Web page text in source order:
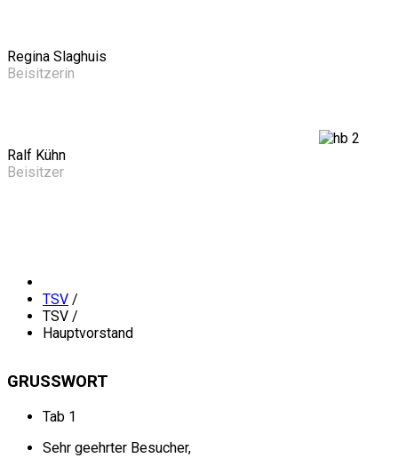
Regina Slaghuis
Beisitzerin
Ralf Kühn
Beisitzer
TSV /
TSV /
Hauptvorstand
GRUSSWORT
Tab 1
Sehr geehrter Besucher,